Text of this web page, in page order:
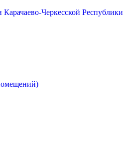
Черкесской Республики